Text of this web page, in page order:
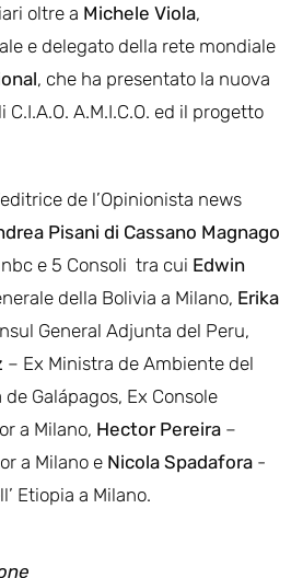
oltre a Michele Viola,
e delegato della rete mondiale
, che ha presentato la nuova
A.M.I.C.O. ed il progetto
de l’Opinionista news
Pisani di Cassano Magnago
e 5 Consoli tra cui Edwin
della Bolivia a Milano, Erika
General Adjunta del Peru,
– Ex Ministra de Ambiente del
Galápagos, Ex Console
a Milano, Hector Pereira –
a Milano e Nicola Spadafora -
Etiopia a Milano.